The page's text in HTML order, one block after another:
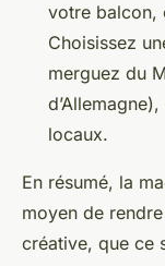
votre balcon,
Choisissez
merguez du
locaux.
En résumé, la
moyen de
créative, que ce